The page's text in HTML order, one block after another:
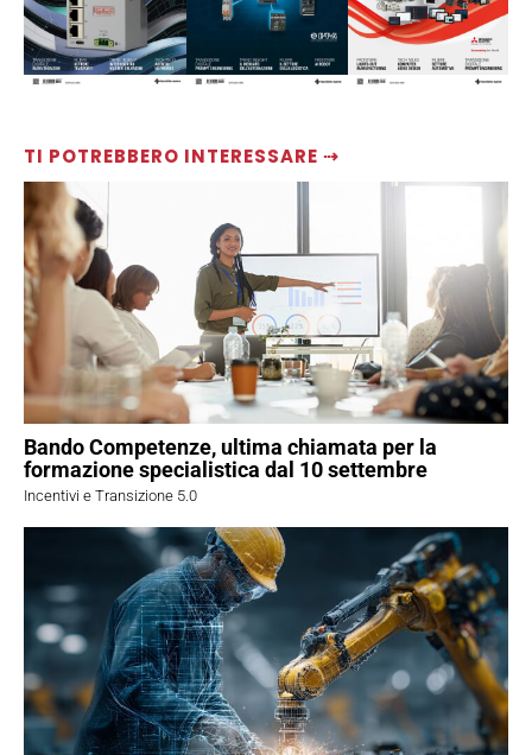
TI POTREBBERO INTERESSARE ⇢
Bando Competenze, ultima chiamata per la
formazione specialistica dal 10 settembre
Incentivi e Transizione 5.0